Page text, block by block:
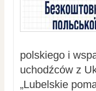
polskiego i
uchodźców z
„Lubelskie